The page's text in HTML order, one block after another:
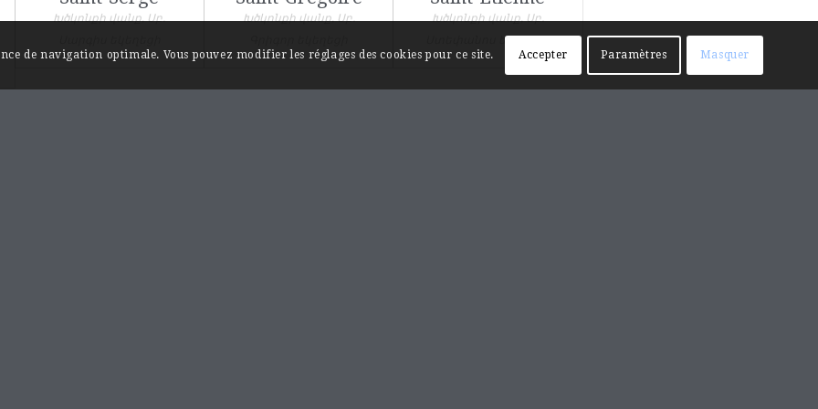
Խծկոնքի վանք, Սբ.
Խծկոնքի վանք, Սբ.
Խծկոնքի վանք, Սբ.
Ստեփանոս եկեղեցի
de navigation optimale. Vous pouvez modifier les réglages des cookies pour ce site. Accepter Paramètres Masquer